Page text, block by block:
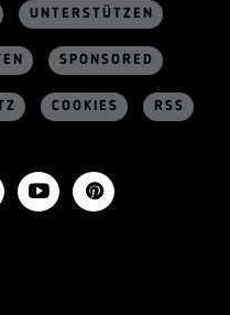
UNTERSTÜTZEN
SPONSORED
COOKIES RSS